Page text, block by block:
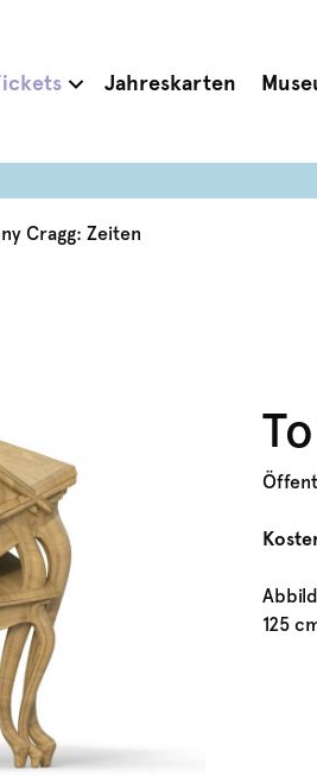
Jahreskarten
Cragg: Zeiten
125